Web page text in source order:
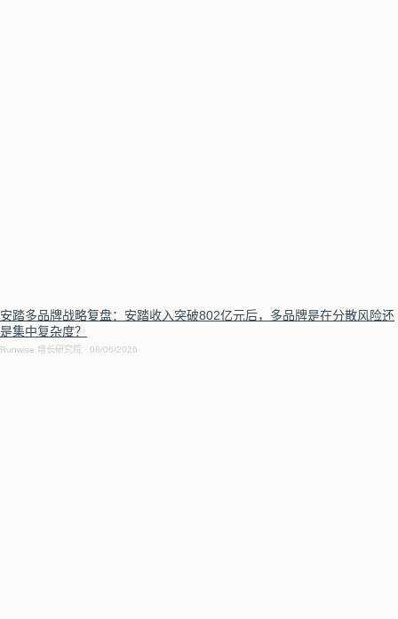
安踏多品牌战略复盘：安踏收入突破802亿元后，多品牌是在分散风险还
是集中复杂度？
Runwise 增长研究院 08/06/2026